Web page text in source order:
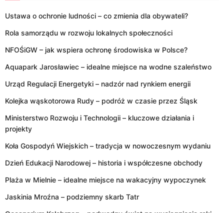
Ustawa o ochronie ludności – co zmienia dla obywateli?
Rola samorządu w rozwoju lokalnych społeczności
NFOŚiGW – jak wspiera ochronę środowiska w Polsce?
Aquapark Jarosławiec – idealne miejsce na wodne szaleństwo
Urząd Regulacji Energetyki – nadzór nad rynkiem energii
Kolejka wąskotorowa Rudy – podróż w czasie przez Śląsk
Ministerstwo Rozwoju i Technologii – kluczowe działania i
projekty
Koła Gospodyń Wiejskich – tradycja w nowoczesnym wydaniu
Dzień Edukacji Narodowej – historia i współczesne obchody
Plaża w Mielnie – idealne miejsce na wakacyjny wypoczynek
Jaskinia Mroźna – podziemny skarb Tatr